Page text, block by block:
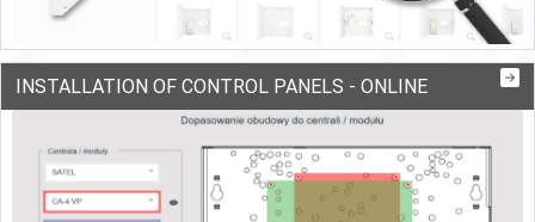
INSTALLATION OF CONTROL PANELS - ONLINE